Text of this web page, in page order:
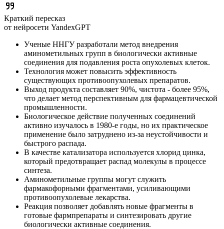
Краткий пересказ
от нейросети YandexGPT
Ученые ННГУ разработали метод внедрения
аминометильных групп в биологически активные
соединения для подавления роста опухолевых клеток.
Технология может повысить эффективность
существующих противоопухолевых препаратов.
Выход продукта составляет 90%, чистота - более 95%,
что делает метод перспективным для фармацевтической
промышленности.
Биологическое действие полученных соединений
активно изучалось в 1980-е годы, но их практическое
применение было затруднено из-за неустойчивости и
быстрого распада.
В качестве катализатора используется хлорид цинка,
который предотвращает распад молекулы в процессе
синтеза.
Аминометильные группы могут служить
фармакофорными фрагментами, усиливающими
противоопухолевые лекарства.
Реакция позволяет добавлять новые фрагменты в
готовые фармпрепараты и синтезировать другие
биологически активные соединения.